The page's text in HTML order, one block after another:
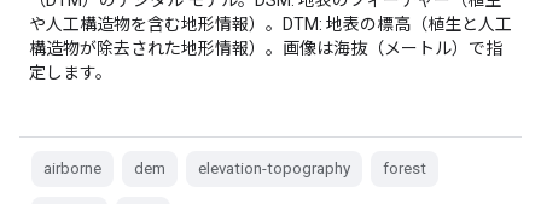
や人工構造物を含む地形情報）。DTM: 地表の標高（植生と人工
構造物が除去された地形情報）。画像は海抜（メートル）で指
定します。
airborne dem elevation-topography forest